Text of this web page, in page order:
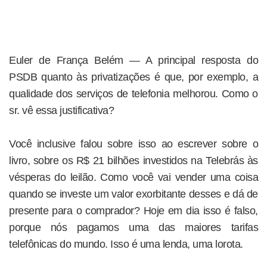
Euler de França Belém — A principal resposta do
PSDB quanto às privatizações é que, por exemplo, a
qualidade dos serviços de telefonia melhorou. Como o
sr. vê essa justificativa?
Você inclusive falou sobre isso ao escrever sobre o
livro, sobre os R$ 21 bilhões investidos na Telebrás às
vésperas do leilão. Como você vai vender uma coisa
quando se investe um valor exorbitante desses e dá de
presente para o comprador? Hoje em dia isso é falso,
porque nós pagamos uma das maiores tarifas
telefônicas do mundo. Isso é uma lenda, uma lorota.